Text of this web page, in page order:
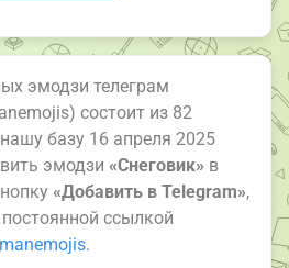
эмодзи телеграм
состоит из 82
базу 16 апреля 2025
эмодзи «Снеговик» в
«Добавить в Telegram»,
ссылкой
.